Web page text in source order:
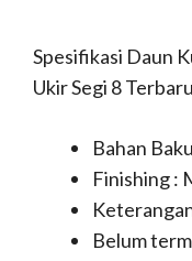
Spesifikasi Daun
Ukir Segi 8
Bahan
Finishing :
Belum